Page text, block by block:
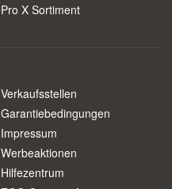
Pro X Sortiment
Verkaufsstellen
Garantiebedingungen
Impressum
Werbeaktionen
Hilfezentrum